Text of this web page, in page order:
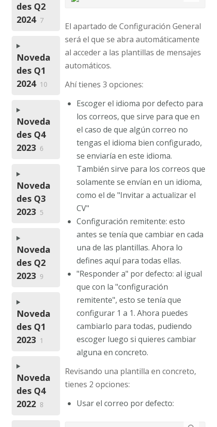
El apartado de Configuración General
será el que se abra automáticamente
al acceder a las plantillas de mensajes
automáticos.
Ahí tienes 3 opciones:
Escoger el idioma por defecto para
los correos, que sirve para que en
el caso de que algún correo no
tengas el idioma bien configurado,
se enviaría en este idioma.
También sirve para los correos que
solamente se envían en un idioma,
como el de "Invitar a actualizar el
CV"
Configuración remitente: esto
antes se tenía que cambiar en cada
una de las plantillas. Ahora lo
defines aquí para todas ellas.
"Responder a" por defecto: al igual
que con la "configuración
remitente", esto se tenía que
configurar 1 a 1. Ahora puedes
cambiarlo para todas, pudiendo
escoger luego si quieres cambiar
alguna en concreto.
Revisando una plantilla en concreto,
tienes 2 opciones:
Usar el correo por defecto:
des Q2
2024 7
Noveda
des Q1
2024 10
Noveda
des Q4
2023 6
Noveda
des Q3
2023 5
Noveda
des Q2
2023 9
Noveda
des Q1
2023 1
Noveda
des Q4
2022 8